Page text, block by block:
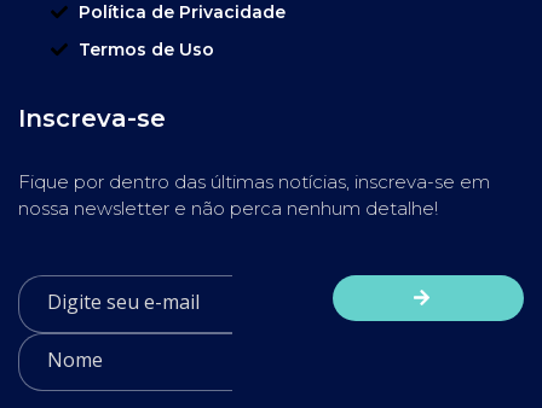
Política de Privacidade
Termos de Uso
Inscreva-se
Fique por dentro das últimas notícias, inscreva-se em
nossa newsletter e não perca nenhum detalhe!